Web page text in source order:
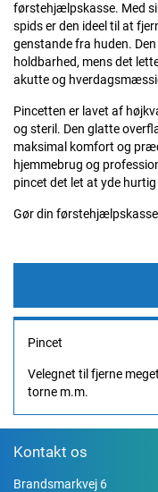
førstehjælpskasse. Med
spids er den ideel til at
genstande fra huden.
holdbarhed, mens det
akutte og
Pincetten er lavet af
og steril. Den glatte
maksimal komfort og
hjemmebrug og
pincet det let at yde
Gør din
Pincet
Velegnet til fjerne
torne m.m.
Kontakt os
Brandsmarkvej 6